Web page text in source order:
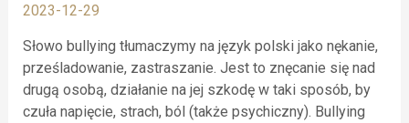
2023-12-29
Słowo bullying tłumaczymy na język polski jako nękanie,
prześladowanie, zastraszanie. Jest to znęcanie się nad
drugą osobą, działanie na jej szkodę w taki sposób, by
czuła napięcie, strach, ból (także psychiczny). Bullying